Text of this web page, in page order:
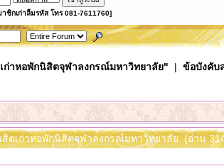
าชิกเก่าลืมรหัส โทร 081-7611760]
ก่าหอพักนิสิตจุฬาลงกรณ์มหาวิทยาลัย" | ข้อบังคับ
ตเก่าหอพักนิสิตจุฬาลงกรณ์มหาวิทยาลัย (อ่าน